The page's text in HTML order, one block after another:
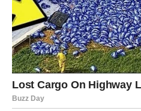
Ono što dolazi moglo bi
Nagrada
Poslovni uspjeh i finansijski